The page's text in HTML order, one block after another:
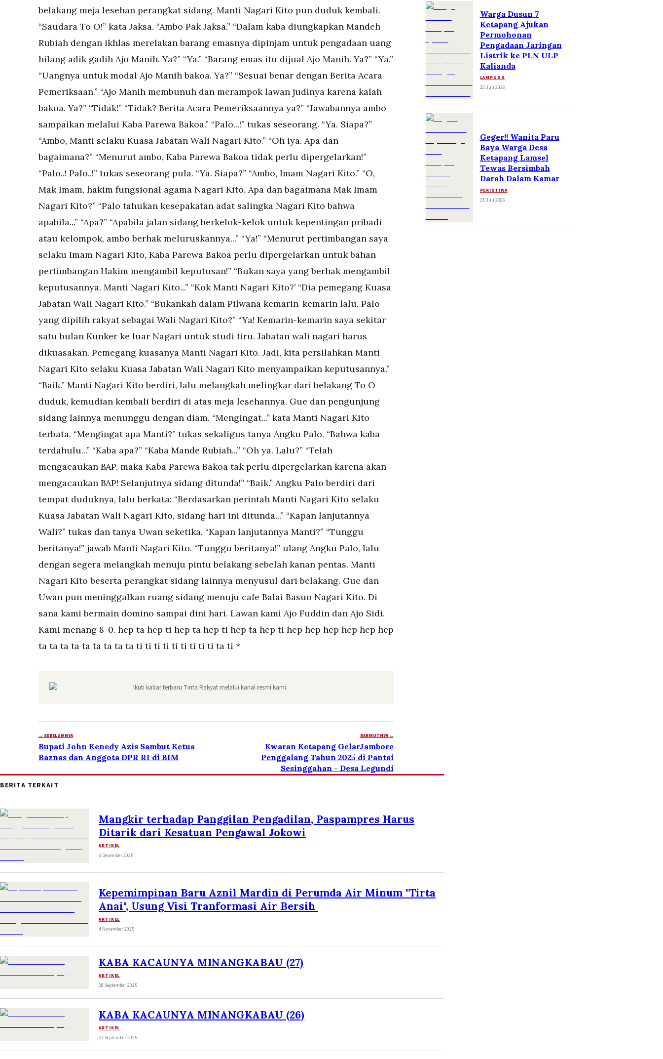
belakang meja lesehan perangkat sidang. Manti Nagari Kito pun duduk kembali.
“Saudara To O!” kata Jaksa. “Ambo Pak Jaksa.” “Dalam kaba diungkapkan Mandeh
Rubiah dengan ikhlas merelakan barang emasnya dipinjam untuk pengadaan uang
hilang adik gadih Ajo Manih. Ya?” “Ya.” “Barang emas itu dijual Ajo Manih. Ya?” “Ya.”
“Uangnya untuk modal Ajo Manih bakoa. Ya?” “Sesuai benar dengan Berita Acara
Pemeriksaan.” “Ajo Manih membunuh dan merampok lawan judinya karena kalah
bakoa. Ya?” “Tidak!” “Tidak? Berita Acara Pemeriksaannya ya?” “Jawabannya ambo
sampaikan melalui Kaba Parewa Bakoa.” “Palo...!” tukas seseorang. “Ya. Siapa?”
“Ambo, Manti selaku Kuasa Jabatan Wali Nagari Kito.” “Oh iya. Apa dan
bagaimana?” “Menurut ambo, Kaba Parewa Bakoa tidak perlu dipergelarkan!”
“Palo..! Palo..!” tukas seseorang pula. “Ya. Siapa?” “Ambo, Imam Nagari Kito.” “O,
Mak Imam, hakim fungsional agama Nagari Kito. Apa dan bagaimana Mak Imam
Nagari Kito?” “Palo tahukan kesepakatan adat salingka Nagari Kito bahwa
apabila...” “Apa?” “Apabila jalan sidang berkelok-kelok untuk kepentingan pribadi
atau kelompok, ambo berhak meluruskannya...” “Ya!” “Menurut pertimbangan saya
selaku Imam Nagari Kito, Kaba Parewa Bakoa perlu dipergelarkan untuk bahan
pertimbangan Hakim mengambil keputusan!” “Bukan saya yang berhak mengambil
keputusannya. Manti Nagari Kito...” “Kok Manti Nagari Kito?’ “Dia pemegang Kuasa
Jabatan Wali Nagari Kito.” “Bukankah dalam Pilwana kemarin-kemarin lalu, Palo
yang dipilih rakyat sebagai Wali Nagari Kito?” “Ya! Kemarin-kemarin saya sekitar
satu bulan Kunker ke luar Nagari untuk studi tiru. Jabatan wali nagari harus
dikuasakan. Pemegang kuasanya Manti Nagari Kito. Jadi, kita persilahkan Manti
Nagari Kito selaku Kuasa Jabatan Wali Nagari Kito menyampaikan keputusannya.”
“Baik.” Manti Nagari Kito berdiri, lalu melangkah melingkar dari belakang To O
duduk, kemudian kembali berdiri di atas meja lesehannya. Gue dan pengunjung
sidang lainnya menunggu dengan diam. “Mengingat...” kata Manti Nagari Kito
terbata. “Mengingat apa Manti?” tukas sekaligus tanya Angku Palo. “Bahwa kaba
terdahulu...” “Kaba apa?” “Kaba Mande Rubiah...” “Oh ya. Lalu?” “Telah
mengacaukan BAP, maka Kaba Parewa Bakoa tak perlu dipergelarkan karena akan
mengacaukan BAP! Selanjutnya sidang ditunda!” “Baik.” Angku Palo berdiri dari
tempat duduknya, lalu berkata: “Berdasarkan perintah Manti Nagari Kito selaku
Kuasa Jabatan Wali Nagari Kito, sidang hari ini ditunda...” “Kapan lanjutannya
Wali?” tukas dan tanya Uwan seketika. “Kapan lanjutannya Manti?” “Tunggu
beritanya!” jawab Manti Nagari Kito. “Tunggu beritanya!” ulang Angku Palo, lalu
dengan segera melangkah menuju pintu belakang sebelah kanan pentas. Manti
Nagari Kito beserta perangkat sidang lainnya menyusul dari belakang. Gue dan
Uwan pun meninggalkan ruang sidang menuju cafe Balai Basuo Nagari Kito. Di
sana kami bermain domino sampai dini hari. Lawan kami Ajo Fuddin dan Ajo Sidi.
Kami menang 8-0. hep ta hep ti hep ta hep ti hep ta hep ti hep hep hep hep hep hep
ta ta ta ta ta ta ta ta ta ti ti ti ti ti ti ti ti ti ta ti *
Ikuti kabar terbaru Tinta Rakyat melalui kanal resmi kami.
← SEBELUMNYA
Bupati John Kenedy Azis Sambut Ketua
Baznas dan Anggota DPR RI di BIM
BERIKUTNYA →
Kwaran Ketapang GelarJambore
Penggalang Tahun 2025 di Pantai
Sesinggahan - Desa Legundi
Warga Dusun 7
Ketapang Ajukan
Permohonan
Pengadaan Jaringan
Listrik ke PLN ULP
Kalianda
LAMPUNG
22 Juli 2026
Geger!! Wanita Paru
Baya Warga Desa
Ketapang Lamsel
Tewas Bersimbah
Darah Dalam Kamar
PERISTIWA
21 Juli 2026
BERITA TERKAIT
Mangkir terhadap Panggilan Pengadilan, Paspampres Harus
Ditarik dari Kesatuan Pengawal Jokowi
ARTIKEL
6 Desember 2025
Kepemimpinan Baru Aznil Mardin di Perumda Air Minum "Tirta
Anai", Usung Visi Tranformasi Air Bersih
ARTIKEL
4 November 2025
KABA KACAUNYA MINANGKABAU (27)
ARTIKEL
28 September 2025
KABA KACAUNYA MINANGKABAU (26)
ARTIKEL
27 September 2025